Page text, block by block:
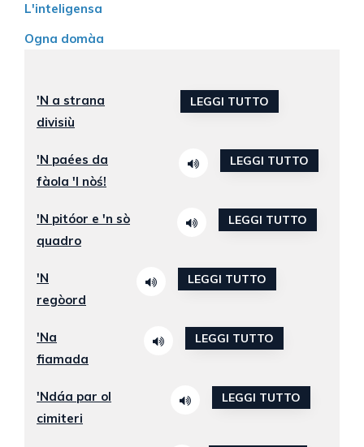
L'inteligensa
Ogna domàa
'N a strana
divisiù
LEGGI TUTTO
'N paées da
fàola 'l nòś!
LEGGI TUTTO
'N pitóor e 'n sò
quadro
LEGGI TUTTO
'N
regòord
LEGGI TUTTO
'Na
fiamada
LEGGI TUTTO
'Ndáa par ol
cimiteri
LEGGI TUTTO